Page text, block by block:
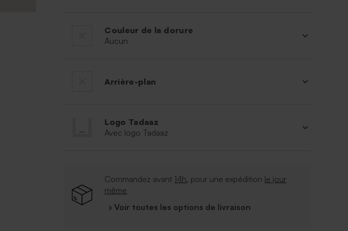
Couleur de la dorure
Aucun
Arrière-plan
Logo Tadaaz
Avec logo Tadaaz
Commandez avant 14h, pour une expédition le jour
même
› Voir toutes les options de livraison